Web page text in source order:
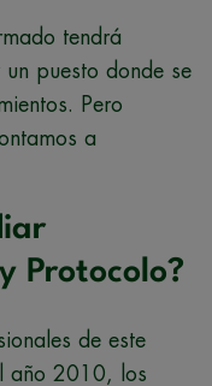
tendrá
puesto donde se
Pero
a
Protocolo?
de este
año 2010, los